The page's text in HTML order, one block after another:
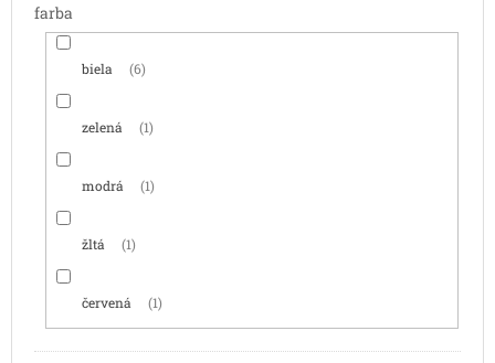
farba
biela 6
zelená 1
modrá 1
žltá 1
červená 1